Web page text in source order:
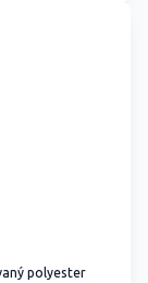
polyester